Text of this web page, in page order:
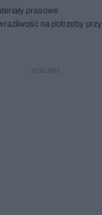
prasowe
na potrzeby